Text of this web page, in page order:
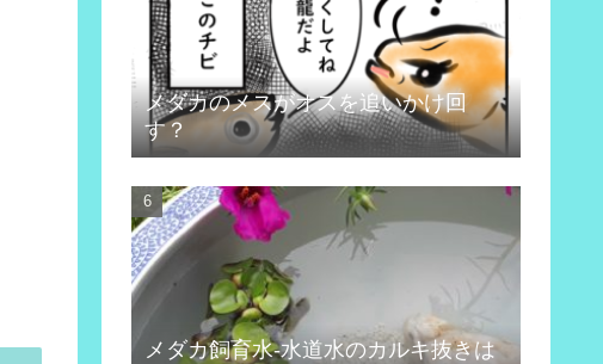
メダカのメスがオスを追いかけ回
す？
メダカ飼育水-水道水のカルキ抜きは